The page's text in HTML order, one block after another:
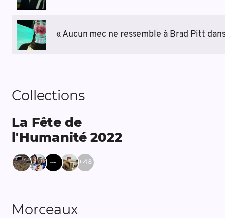
« Aucun mec ne ressemble à Brad Pitt
Collections
La Fête de
l'Humanité 2022
+48
Morceaux